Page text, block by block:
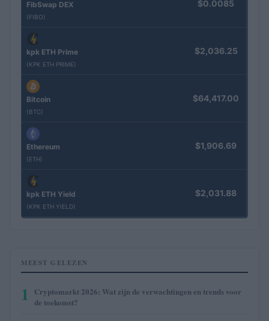
FibSwap DEX
(FIBO)
$0.0085
kpk ETH Prime
(KPK ETH PRIME)
$2,036.25
Bitcoin
(BTC)
$64,417.00
Ethereum
(ETH)
$1,906.69
kpk ETH Yield
(KPK ETH YIELD)
$2,031.88
MEEST GELEZEN
1
Cryptomarkt 2026: Wat zijn de verwachtingen en trends voor
de toekomst?